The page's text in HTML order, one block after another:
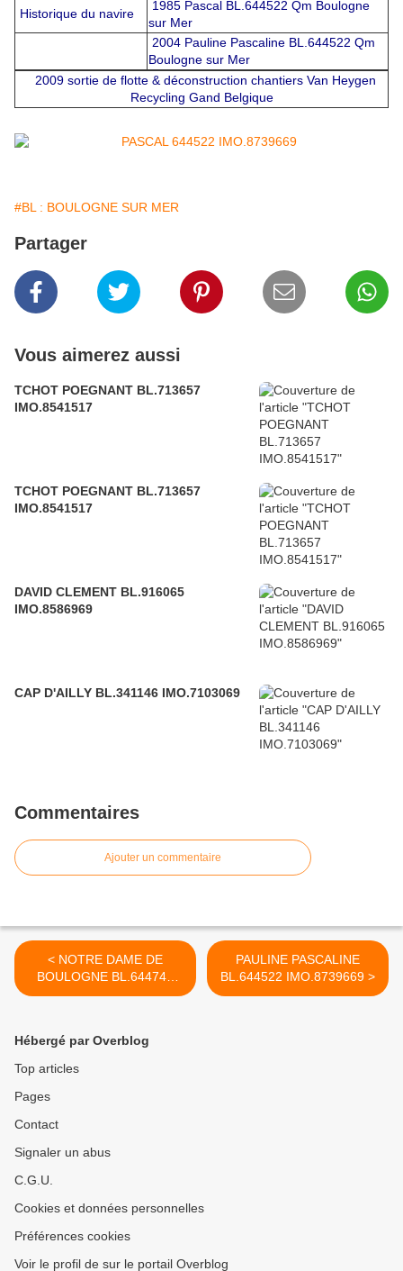
Historique du navire
1985 Pascal BL.644522 Qm Boulogne
sur Mer
2004 Pauline Pascaline BL.644522 Qm
Boulogne sur Mer
2009 sortie de flotte & déconstruction chantiers Van Heygen
Recycling Gand Belgique
#BL : BOULOGNE SUR MER
Partager
Vous aimerez aussi
TCHOT POEGNANT BL.713657
IMO.8541517
TCHOT POEGNANT BL.713657
IMO.8541517
DAVID CLEMENT BL.916065
IMO.8586969
CAP D'AILLY BL.341146 IMO.7103069
Commentaires
Ajouter un commentaire
< NOTRE DAME DE
BOULOGNE BL.644742
IMO.8806759
PAULINE PASCALINE
BL.644522 IMO.8739669 >
Hébergé par Overblog
Top articles
Pages
Contact
Signaler un abus
C.G.U.
Cookies et données personnelles
Préférences cookies
Voir le profil de sur le portail Overblog